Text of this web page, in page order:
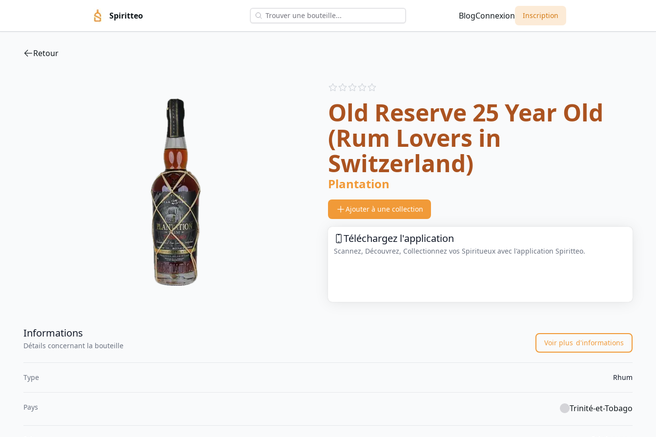
Spiritteo BlogConnexion Inscription
Retour
Reviews
Old Reserve 25 Year Old
(Rum Lovers in
Switzerland)
Plantation
Ajouter à une collection
Téléchargez l'application
Scannez, Découvrez, Collectionnez vos Spiritueux avec l'application Spiritteo.
Informations
Détails concernant la bouteille Voir plus d'informations
Type Rhum
Pays Trinité-et-Tobago